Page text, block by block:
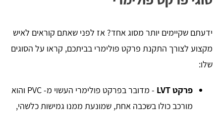
ידעתם שקיימים יותר מסוג אחד? אז לפני שאתם קוראים לאיש
מקצוע לצורך התקנת פרקט פולימרי בביתכם, קראו על הסוגים
שלו:
פרקט LVT
- מדובר בפרקט פולימרי העשוי מ- PVC והוא
מורכב כולו בשכבה אחת, שמונעת ממנו גמישות כלשהי,